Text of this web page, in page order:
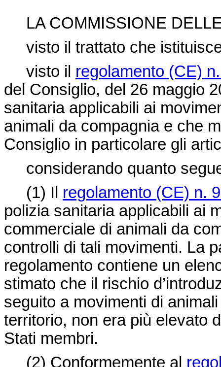
LA COMMISSIONE
visto il trattato che
visto il regolamento (CE)
del Consiglio, del 26 maggio
sanitaria applicabili ai
animali da compagnia e che
Consiglio in particolare gli
considerando quanto
(1) Il regolamento (CE) n.
polizia sanitaria applicabili ai
commerciale di animali da
controlli di tali movimenti. La
regolamento contiene un
stimato che il rischio
seguito a movimenti di
territorio, non era più elevato
Stati membri.
(2) Conformemente al